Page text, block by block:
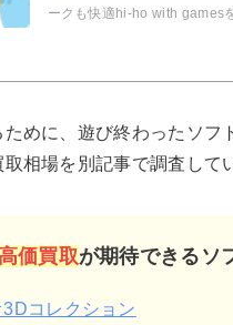
ークも快適hi-ho with games
めに、遊び終わったソフ
相場を別記事で調査して
価買取が期待できるソ
コレクション